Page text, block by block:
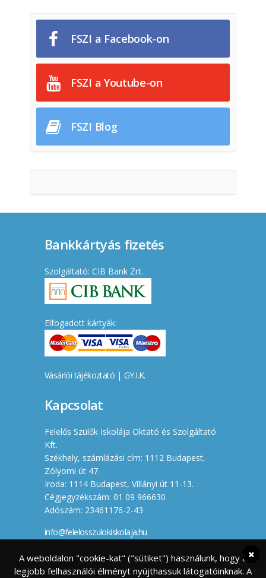
FSZI a Facebook-on
FSZI a Youtube-on
FSZI Blog
Bankkártyás fizetés
Szolgáltató: CIB Bank Zrt.
Elfogadott kártyák:
Vásárlói tájékoztató | GY.I.K.
Kapcsolat
Felelős Szülők Iskolája Oktató és Szolgáltató
Kft.
Székhely, számlázási cím: 1112 Budapest,
Zólyomi út 47.
Iroda: 1114 Budapest, Villányi út 11-13.
Cégjegyzékszám: 01 09 966630
Adószám: 23461176-2-43
info@felelosszulokiskolaja.hu
Készítette
A weboldalon "cookie-kat" ("sütiket") használunk, hogy a
legjobb felhasználói élményt nyújthassuk látogatóinknak. A